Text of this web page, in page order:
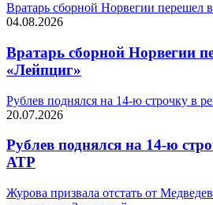
Вратарь сборной Норвегии перешел
04.08.2026
Вратарь сборной Норвегии
«Лейпциг»
Рублев поднялся на 14-ю строчку в
20.07.2026
Рублев поднялся на 14-ю
АТР
Журова призвала отстать от